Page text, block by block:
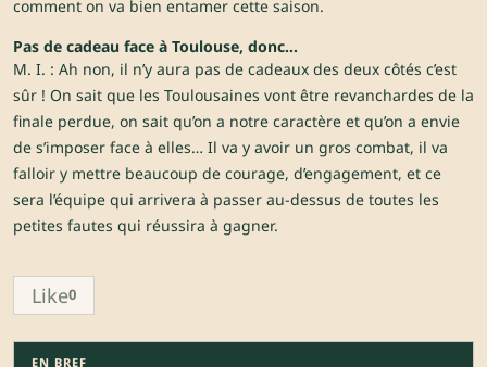
comment on va bien entamer cette saison.
Pas de cadeau face à Toulouse, donc…
M. I. : Ah non, il n’y aura pas de cadeaux des deux côtés c’est
sûr ! On sait que les Toulousaines vont être revanchardes de la
finale perdue, on sait qu’on a notre caractère et qu’on a envie
de s’imposer face à elles… Il va y avoir un gros combat, il va
falloir y mettre beaucoup de courage, d’engagement, et ce
sera l’équipe qui arrivera à passer au-dessus de toutes les
petites fautes qui réussira à gagner.
Like0
EN BREF